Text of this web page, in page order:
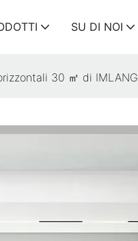
SU DI NOI
30 ㎡ di IMLANG